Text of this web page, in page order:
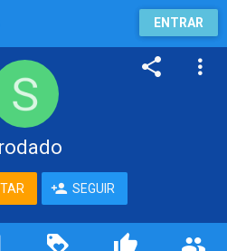
ENTRAR
SEGUIR